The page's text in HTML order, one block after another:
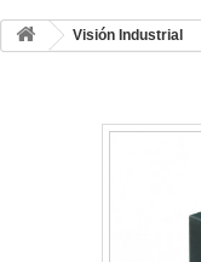
Visión Industrial